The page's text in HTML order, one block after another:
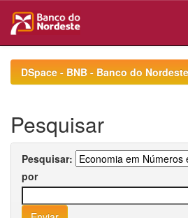
navigationDSpace - BNB - Banco do
Pesquisar
Pesquisar:
por